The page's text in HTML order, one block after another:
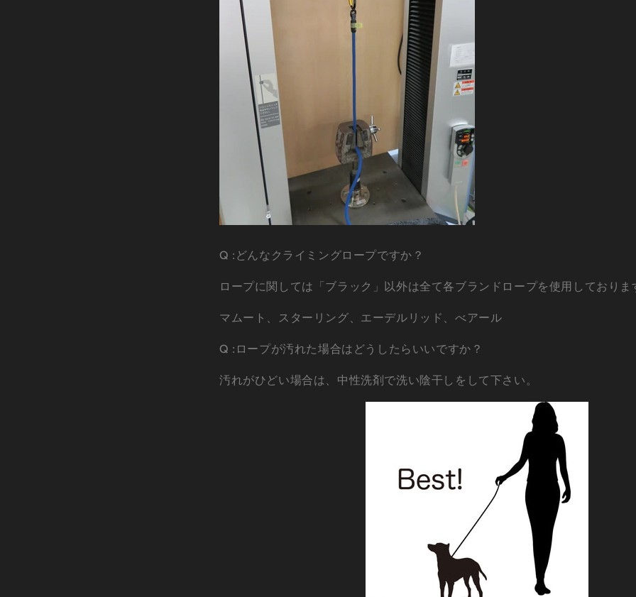
Q :どんなクライミングロープですか？
ロープに関しては「ブラック」以外は全て各ブランドロープを使用しておりま
マムート、スターリング、エーデルリッド、べアール
Q :ロープが汚れた場合はどうしたらいいですか？
汚れがひどい場合は、中性洗剤で洗い陰干しをして下さい。